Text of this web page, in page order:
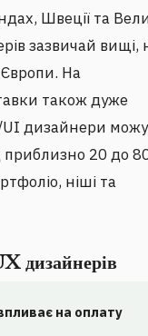
Швеції та
зазвичай вищі,
Європи. На
також дуже
UI дизайнери
приблизно 20 до
ніші та
дизайнерів
на оплату